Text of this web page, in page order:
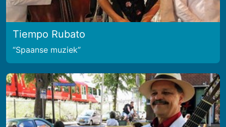
Tiempo Rubato
Spaanse muziek